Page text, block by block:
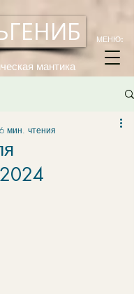
мантика
МЕНЮ:
6 мин. чтения